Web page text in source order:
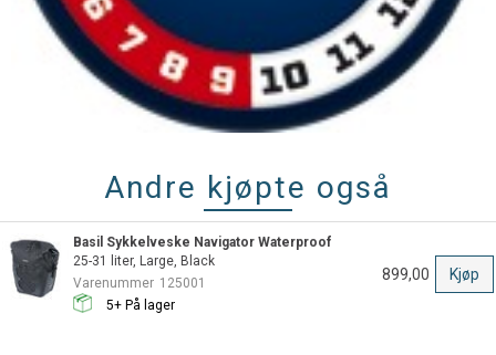
Andre kjøpte også
Basil Sykkelveske Navigator Waterproof
25-31 liter, Large, Black
Varenummer 125001
5+ På lager
899,00 Kjøp